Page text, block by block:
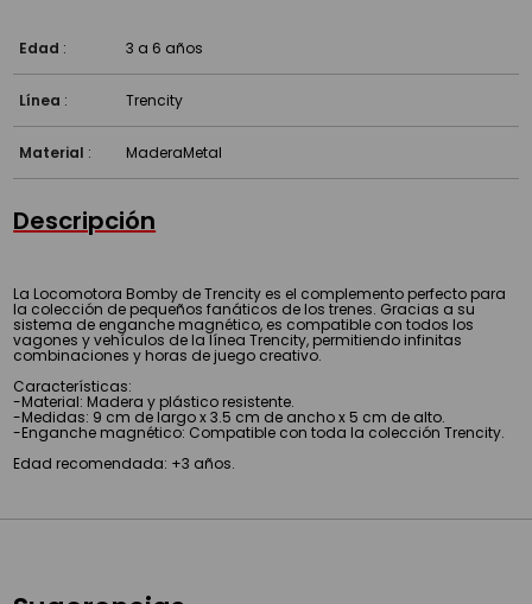
Edad : 3 a 6 años
Línea : Trencity
Material : MaderaMetal
Descripción
La Locomotora Bomby de Trencity es el complemento perfecto para
la colección de pequeños fanáticos de los trenes. Gracias a su
sistema de enganche magnético, es compatible con todos los
vagones y vehículos de la línea Trencity, permitiendo infinitas
combinaciones y horas de juego creativo.
Características:
-Material: Madera y plástico resistente.
-Medidas: 9 cm de largo x 3.5 cm de ancho x 5 cm de alto.
-Enganche magnético: Compatible con toda la colección Trencity.
Edad recomendada: +3 años.